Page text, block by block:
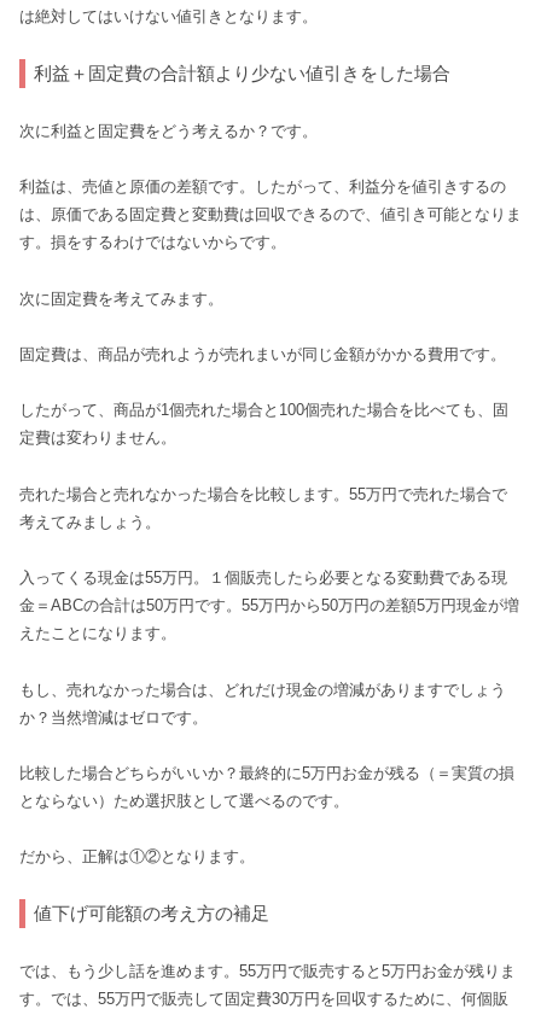
は絶対してはいけない値引きとなります。
利益＋固定費の合計額より少ない値引きをした場合
次に利益と固定費をどう考えるか？です。
利益は、売値と原価の差額です。したがって、利益分を値引きするの
は、原価である固定費と変動費は回収できるので、値引き可能となりま
す。損をするわけではないからです。
次に固定費を考えてみます。
固定費は、商品が売れようが売れまいが同じ金額がかかる費用です。
したがって、商品が1個売れた場合と100個売れた場合を比べても、固
定費は変わりません。
売れた場合と売れなかった場合を比較します。55万円で売れた場合で
考えてみましょう。
入ってくる現金は55万円。１個販売したら必要となる変動費である現
金＝ABCの合計は50万円です。55万円から50万円の差額5万円現金が増
えたことになります。
もし、売れなかった場合は、どれだけ現金の増減がありますでしょう
か？当然増減はゼロです。
比較した場合どちらがいいか？最終的に5万円お金が残る（＝実質の損
とならない）ため選択肢として選べるのです。
だから、正解は①②となります。
値下げ可能額の考え方の補足
では、もう少し話を進めます。55万円で販売すると5万円お金が残りま
す。では、55万円で販売して固定費30万円を回収するために、何個販